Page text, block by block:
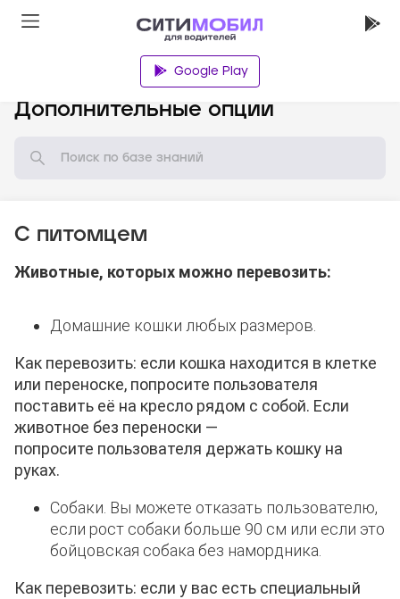
Google Play
Дополнительные опции
С питомцем
Животные, которых можно перевозить:
Домашние кошки любых размеров.
Как перевозить: если кошка находится в клетке
или переноске, попросите пользователя
поставить её на кресло рядом с собой. Если
животное без переноски —
попросите пользователя держать кошку на
руках.
Собаки. Вы можете отказать пользователю,
если рост собаки больше 90 см или если это
бойцовская собака без намордника.
Как перевозить: если у вас есть специальный